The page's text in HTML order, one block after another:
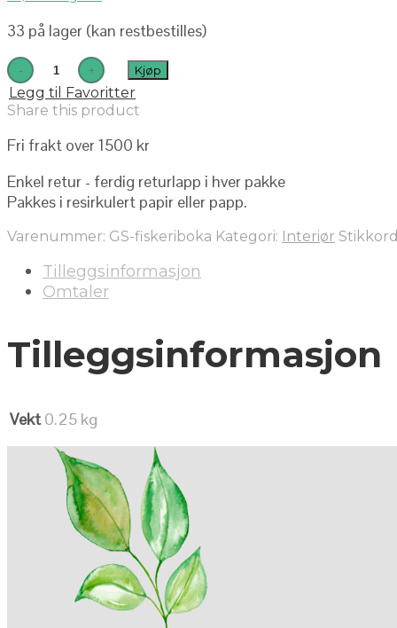
33 på lager (kan restbestilles)
Kjøp
Legg til Favoritter
Share this product
Fri frakt over 1500 kr
Enkel retur - ferdig returlapp i hver pakke
Pakkes i resirkulert papir eller papp.
Varenummer: GS-fiskeriboka Kategori: Interiør
Tilleggsinformasjon
Omtaler
Tilleggsinformasjon
Vekt 0.25 kg